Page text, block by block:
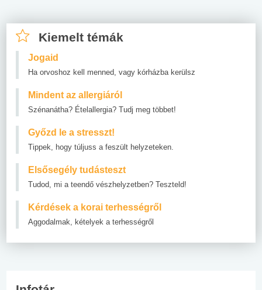
Kiemelt témák
Jogaid
Ha orvoshoz kell menned, vagy kórházba kerülsz
Mindent az allergiáról
Szénanátha? Ételallergia? Tudj meg többet!
Győzd le a stresszt!
Tippek, hogy túljuss a feszült helyzeteken.
Elsősegély tudásteszt
Tudod, mi a teendő vészhelyzetben? Teszteld!
Kérdések a korai terhességről
Aggodalmak, kételyek a terhességről